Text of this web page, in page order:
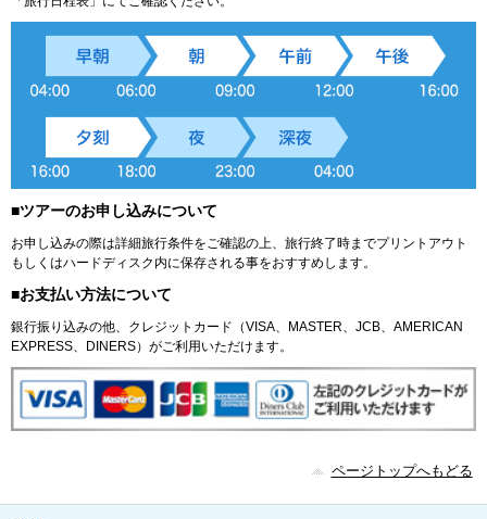
■ツアーのお申し込みについて
お申し込みの際は詳細旅行条件をご確認の上、旅行終了時までプリントアウト
もしくはハードディスク内に保存される事をおすすめします。
■お支払い方法について
銀行振り込みの他、クレジットカード（VISA、MASTER、JCB、AMERICAN
EXPRESS、DINERS）がご利用いただけます。
ページトップへもどる